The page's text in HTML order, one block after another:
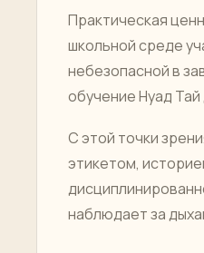
Практическая
школьной среде
небезопасной в
обучение Нуад
С этой точки
этикетом,
наблюдает за